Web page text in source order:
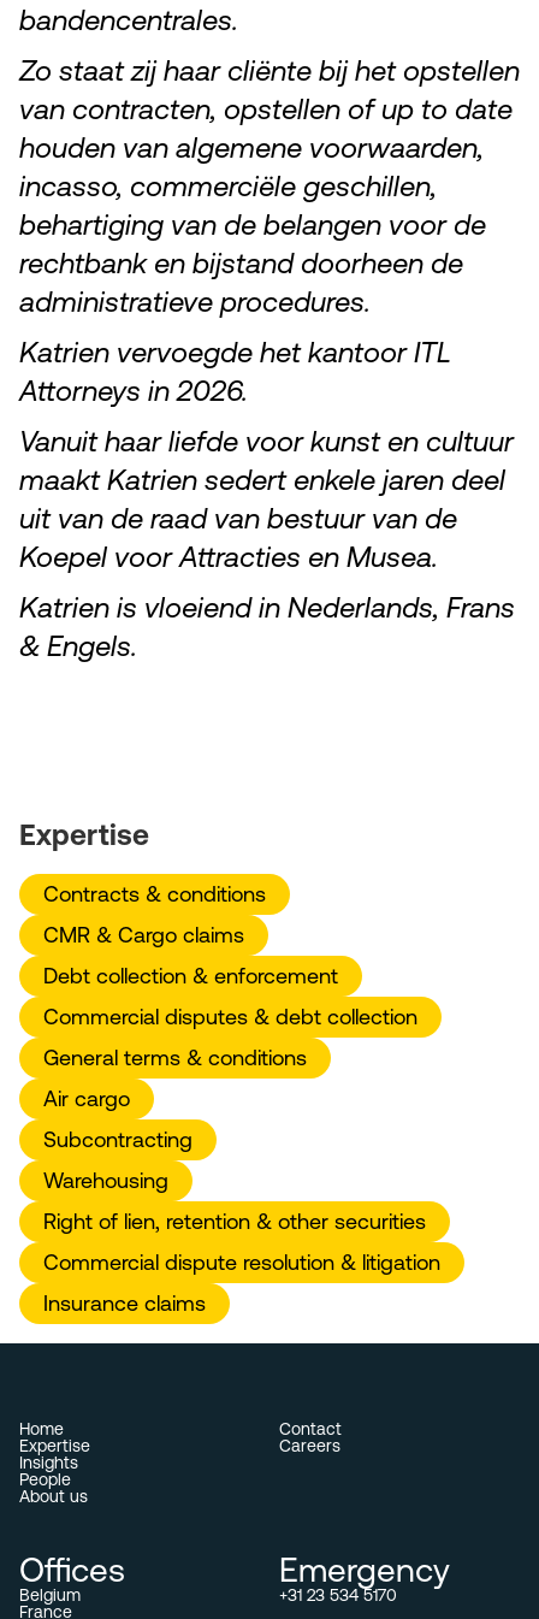
bandencentrales.
Zo staat zij haar cliënte bij het opstellen
van contracten, opstellen of up to date
houden van algemene voorwaarden,
incasso, commerciële geschillen,
behartiging van de belangen voor de
rechtbank en bijstand doorheen de
administratieve procedures.
Katrien vervoegde het kantoor ITL
Attorneys in 2026.
Vanuit haar liefde voor kunst en cultuur
maakt Katrien sedert enkele jaren deel
uit van de raad van bestuur van de
Koepel voor Attracties en Musea.
Katrien is vloeiend in Nederlands, Frans
& Engels.
Expertise
Contracts & conditions
CMR & Cargo claims
Debt collection & enforcement
Commercial disputes & debt collection
General terms & conditions
Air cargo
Subcontracting
Warehousing
Right of lien, retention & other securities
Commercial dispute resolution & litigation
Insurance claims
Home
Expertise
Insights
People
About us
Contact
Careers
Offices
Belgium
France
Emergency
+31 23 534 5170